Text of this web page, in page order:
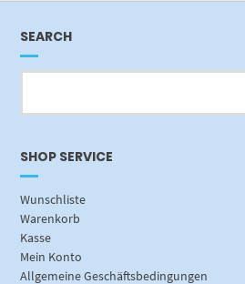
SEARCH
SHOP SERVICE
Wunschliste
Warenkorb
Kasse
Mein Konto
Allgemeine Geschäftsbedingungen